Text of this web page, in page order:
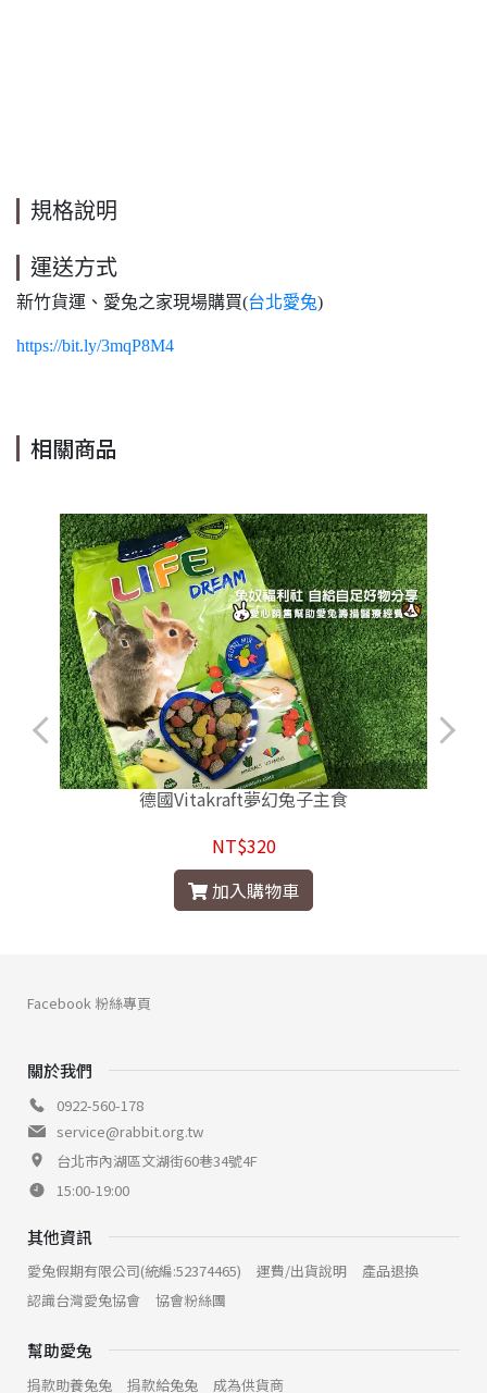
規格說明
運送方式
新竹貨運、愛兔之家現場購買(台北愛兔)
https://bit.ly/3mqP8M4
相關商品
德國Vitakraft夢幻兔子主食
NT$320
加入購物車
關於我們
0922-560-178
service@rabbit.org.tw
台北市內湖區文湖街60巷34號4F
15:00-19:00
其他資訊
愛兔假期有限公司(統編:52374465) 運費/出貨說明
產品退換
認識台灣愛兔協會
協會粉絲團
幫助愛兔
捐款助養兔兔 捐款給兔兔 成為供貨商
Facebook 粉絲專頁